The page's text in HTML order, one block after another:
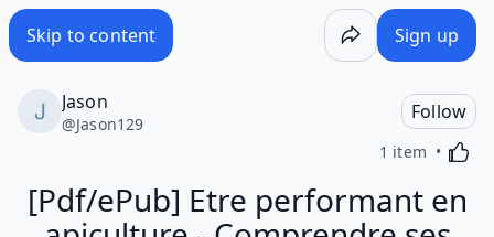
Skip to content Sign up
Jason
@Jason129
Follow
1 item
[Pdf/ePub] Etre performant en